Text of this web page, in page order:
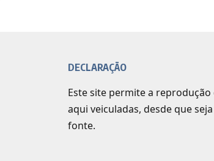
DECLARAÇÃO
Este site permite a reprodução
aqui veiculadas, desde que
fonte.